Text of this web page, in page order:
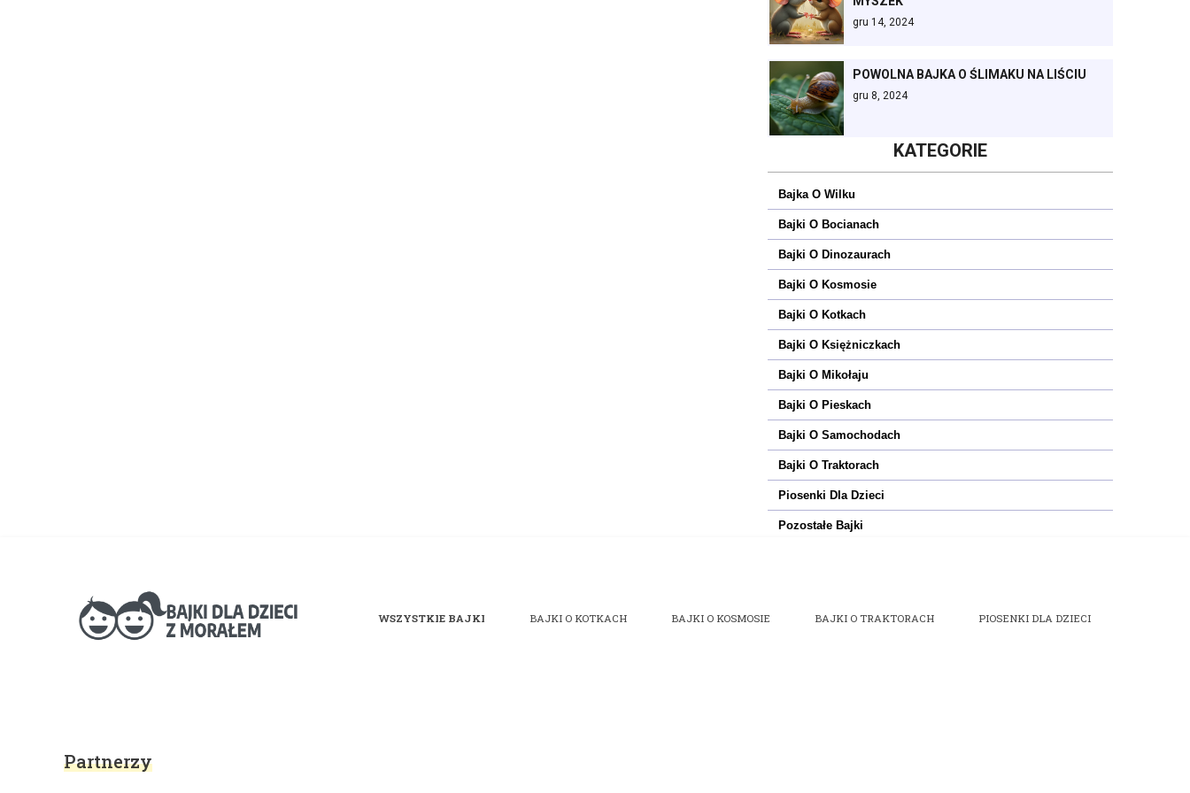
gru 14, 2024
POWOLNA BAJKA O ŚLIMAKU NA LIŚCIU
gru 8, 2024
KATEGORIE
Bajka O Wilku
Bajki O Bocianach
Bajki O Dinozaurach
Bajki O Kosmosie
Bajki O Kotkach
Bajki O Księżniczkach
Bajki O Mikołaju
Bajki O Pieskach
Bajki O Samochodach
Bajki O Traktorach
Piosenki Dla Dzieci
Pozostałe Bajki
WSZYSTKIE BAJKI BAJKI O KOTKACH BAJKI O KOSMOSIE BAJKI O TRAKTORACH PIOSENKI DLA DZIECI
Partnerzy